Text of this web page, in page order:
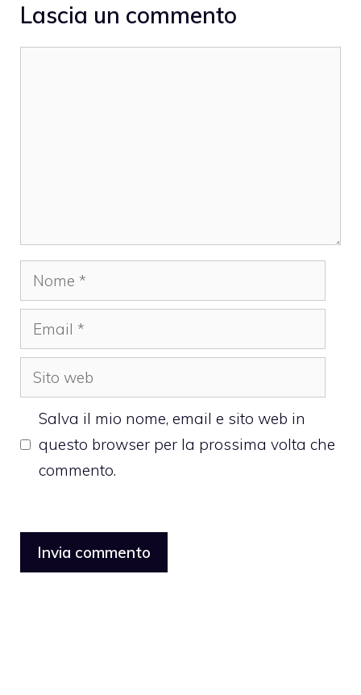
Lascia un commento
Nome
Email
Sito
web
Salva il mio nome, email e sito web in
questo browser per la prossima volta che
commento.